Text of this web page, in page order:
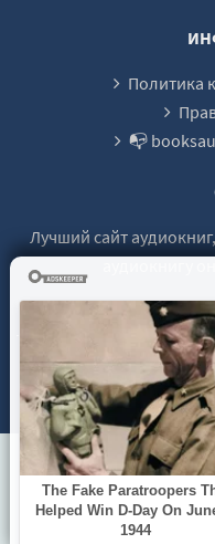
33
34
Политика
📭
Лучший сайт
© 2021 - 2026